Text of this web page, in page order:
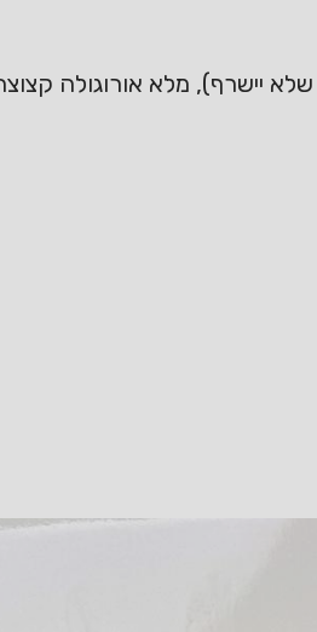
יישרף), מלא אורוגולה